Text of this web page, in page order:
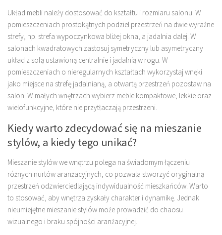
Układ mebli należy dostosować do kształtu i rozmiaru salonu. W
pomieszczeniach prostokątnych podziel przestrzeń na dwie wyraźne
strefy, np. strefa wypoczynkowa bliżej okna, a jadalnia dalej. W
salonach kwadratowych zastosuj symetryczny lub asymetryczny
układ z sofą ustawioną centralnie i jadalnią w rogu. W
pomieszczeniach o nieregularnych kształtach wykorzystaj wnęki
jako miejsce na strefę jadalnianą, a otwartą przestrzeń pozostaw na
salon. W małych wnętrzach wybierz meble kompaktowe, lekkie oraz
wielofunkcyjne, które nie przytłaczają przestrzeni.
Kiedy warto zdecydować się na mieszanie
stylów, a kiedy tego unikać?
Mieszanie stylów we wnętrzu polega na świadomym łączeniu
różnych nurtów aranżacyjnych, co pozwala stworzyć oryginalną
przestrzeń odzwierciedlającą indywidualność mieszkańców. Warto
to stosować, aby wnętrza zyskały charakter i dynamikę. Jednak
nieumiejętne mieszanie stylów może prowadzić do chaosu
wizualnego i braku spójności aranżacyjnej.